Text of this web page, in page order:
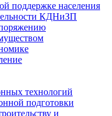
поддержке населения
КДНиЗП
технологий
подготовки
и